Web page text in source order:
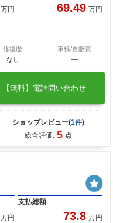
万円 69.49 万円
修復歴
なし
車検/自賠責
―
【無料】電話問い合わせ
ショップレビュー(1件)
総合評価: 5 点
万円
支払総額
73.8 万円